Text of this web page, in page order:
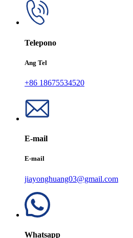
Telepono
Ang Tel
+86 18675534520
E-mail
E-mail
jiayonghuang03@gmail.com
Whatsapp